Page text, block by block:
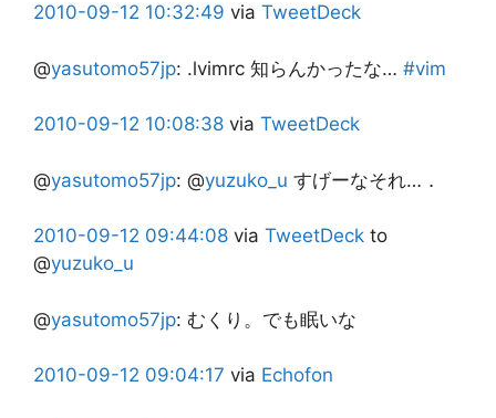
2010-09-12 10:32:49 via TweetDeck
@yasutomo57jp: .lvimrc 知らんかったな… #vim
2010-09-12 10:08:38 via TweetDeck
@yasutomo57jp: @yuzuko_u すげーなそれ…．
2010-09-12 09:44:08 via TweetDeck to
@yuzuko_u
@yasutomo57jp: むくり。でも眠いな
2010-09-12 09:04:17 via Echofon